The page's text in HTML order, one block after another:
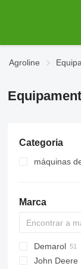
Agroline
Categoria
máquinas
Marca
MINI
PARK
CK
Demarol
R-12
AK
560
Biber
ST
Arborist
38 PRO
525
A-series
Hem
John Deere